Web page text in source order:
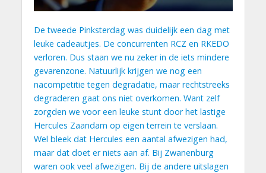
De tweede Pinksterdag was duidelijk een dag met
leuke cadeautjes. De concurrenten RCZ en RKEDO
verloren. Dus staan we nu zeker in de iets mindere
gevarenzone. Natuurlijk krijgen we nog een
nacompetitie tegen degradatie, maar rechtstreeks
degraderen gaat ons niet overkomen. Want zelf
zorgden we voor een leuke stunt door het lastige
Hercules Zaandam op eigen terrein te verslaan.
Wel bleek dat Hercules een aantal afwezigen had,
maar dat doet er niets aan af. Bij Zwanenburg
waren ook veel afwezigen. Bij de andere uitslagen